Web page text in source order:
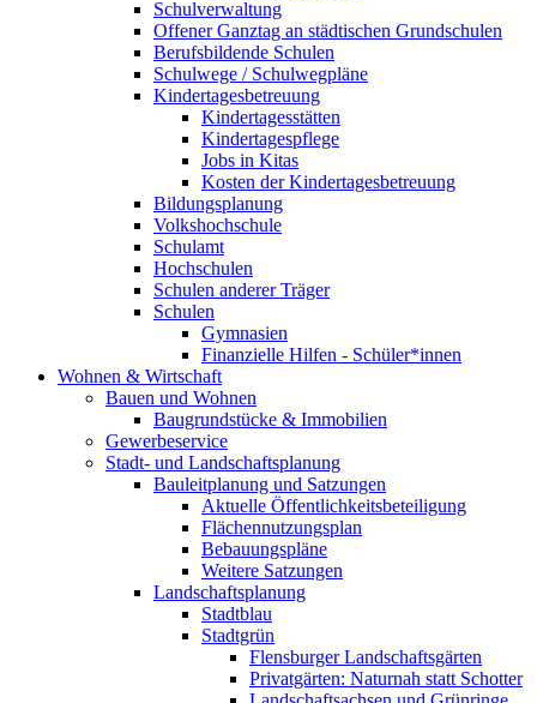
Schulverwaltung
Offener Ganztag an städtischen Grundschulen
Berufsbildende Schulen
Schulwege / Schulwegpläne
Kindertagesbetreuung
Kindertagesstätten
Kindertagespflege
Jobs in Kitas
Kosten der Kindertagesbetreuung
Bildungsplanung
Volkshochschule
Schulamt
Hochschulen
Schulen anderer Träger
Schulen
Gymnasien
Finanzielle Hilfen - Schüler*innen
Wohnen & Wirtschaft
Bauen und Wohnen
Baugrundstücke & Immobilien
Gewerbeservice
Stadt- und Landschaftsplanung
Bauleitplanung und Satzungen
Aktuelle Öffentlichkeitsbeteiligung
Flächennutzungsplan
Bebauungspläne
Weitere Satzungen
Landschaftsplanung
Stadtblau
Stadtgrün
Flensburger Landschaftsgärten
Privatgärten: Naturnah statt Schotter